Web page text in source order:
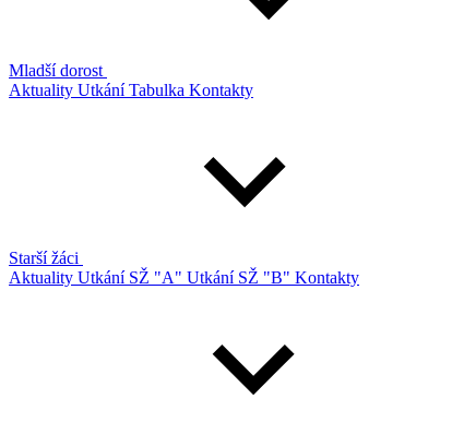
Mladší dorost
Aktuality UtkáníTabulka Kontakty
Starší žáci
Aktuality Utkání SŽ "A" Utkání SŽ "B" Kontakty